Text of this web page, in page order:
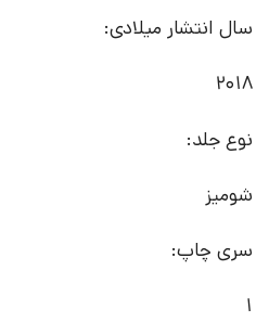
سال انتشار میلادی:
2018
نوع جلد:
شومیز
سری چاپ:
1